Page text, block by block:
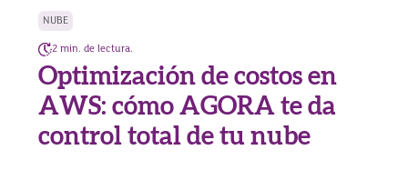
NUBE
2 min. de lectura.
Optimización de costos en
AWS: cómo AGORA te da
control total de tu nube